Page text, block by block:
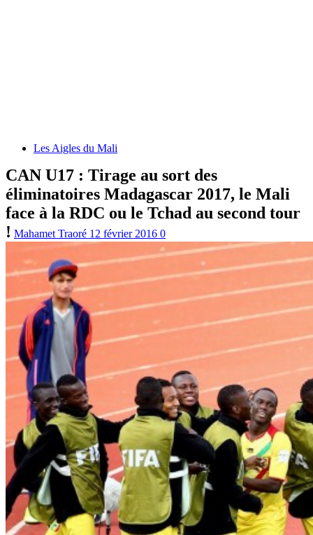
Les Aigles du Mali
CAN U17 : Tirage au sort des
éliminatoires Madagascar 2017, le Mali
face à la RDC ou le Tchad au second tour
! Mahamet Traoré 12 février 2016 0